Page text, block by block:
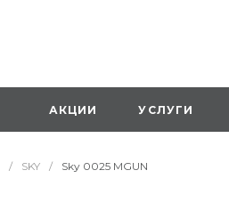
АКЦИИ УСЛУГИ
/ SKY / Sky 0025 MGUN